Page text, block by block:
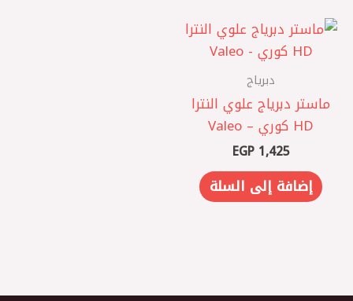
دبرياج
ماستر دبرياج علوي النترا
HD كوري – Valeo
EGP1,425
إضافة إلى السلة